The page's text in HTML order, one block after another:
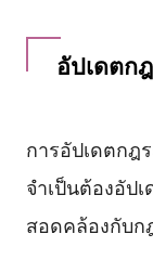
อัปเดตก
การอัปเดตกฎ
จำเป็นต้องอัป
สอดคล้องกับ